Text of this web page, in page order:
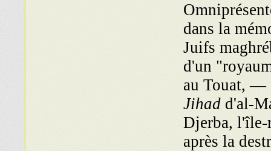
dans la
Juifs
d'un
au Touat, —
Jihad d'al-
Djerba, l'île-
après la